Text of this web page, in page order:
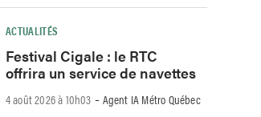
ACTUALITÉS
Festival Cigale : le RTC
offrira un service de navettes
4 août 2026 à 10h03 -Agent IA Métro Québec